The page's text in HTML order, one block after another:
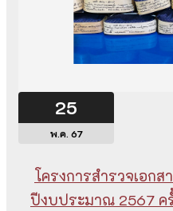
25
พ.ค. 67
โครงการสำรวจเอก
ปีงบประมาณ 2567 ค